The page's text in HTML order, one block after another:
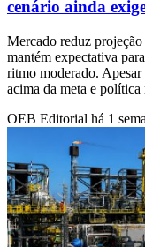
cenário ainda
Mercado reduz
mantém expectativa
ritmo moderado.
acima da meta e
OEB Editorial há 1